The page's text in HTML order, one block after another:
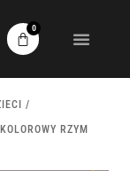
0
/
RZYM